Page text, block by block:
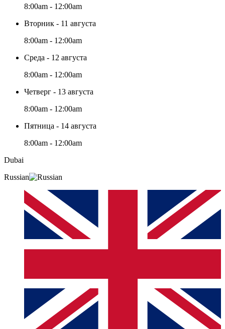
8:00am - 12:00am
Вторник - 11 августа
8:00am - 12:00am
Среда - 12 августа
8:00am - 12:00am
Четверг - 13 августа
8:00am - 12:00am
Пятница - 14 августа
8:00am - 12:00am
Dubai
Russian